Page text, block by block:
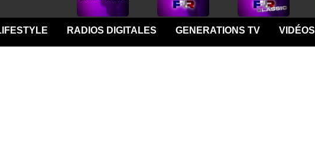
RADIOS DIGITALES GENERATIONS TV VIDÉOS